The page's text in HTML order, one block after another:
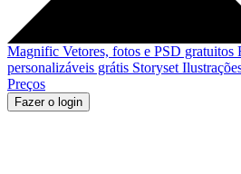
Magnific Vetores, fotos e PSD gratuitos
personalizáveis grátis Storyset
Preços
Fazer o login